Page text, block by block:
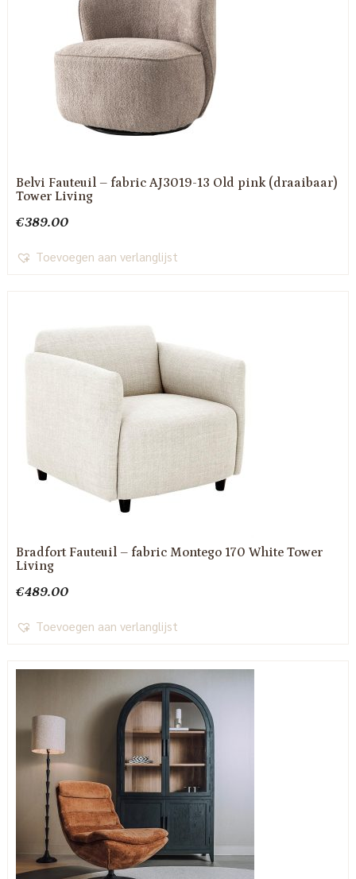
Belvi Fauteuil – fabric AJ3019-13 Old pink (draaibaar)
Tower Living
€389.00
Toevoegen aan verlanglijst
Bradfort Fauteuil – fabric Montego 170 White Tower
Living
€489.00
Toevoegen aan verlanglijst